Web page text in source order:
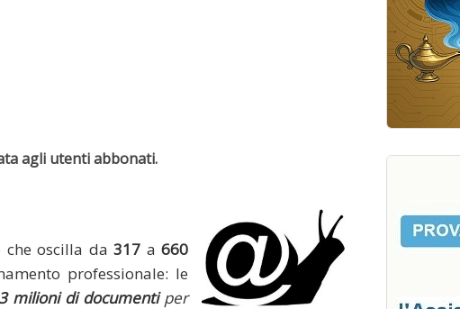
agli utenti abbonati.
che oscilla da317 a660
professionale: le
milioni di documentiper